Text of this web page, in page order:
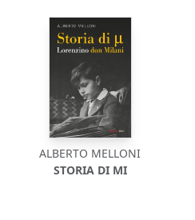
ALBERTO MELLONI
STORIA DI MI